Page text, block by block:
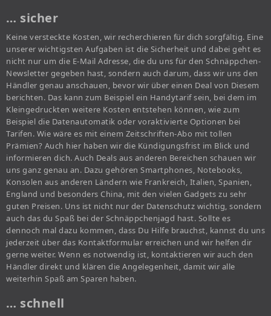
… sicher
Keine versteckte Kosten, wir recherchieren für dich sorgfältig. Eine
unserer wichtigsten Aufgaben ist die Sicherheit und dabei geht es
nicht nur um die E-Mail Adresse, die du uns für den Schnäppchen-
Newsletter gegeben hast, sondern auch darum, dass wir uns den
Händler genau anschauen, bevor wir über einen Deal von Diesem
berichten. Das kann zum Beispiel ein Handytarif sein, bei dem im
Kleingedruckten weitere Kosten entstehen können, wie zum
Beispiel die Datenautomatik oder voraktivierte Optionen bei
Tarifen. Wie wäre es mit einem Zeitschriften-Abo mit tollen
Prämien? Auch hier haben wir die Kündigungsfrist im Blick und
informieren dich. Auch Deals aus anderen Bereichen schauen wir
uns ganz genau an. Dazu gehören Smartphones, Notebooks,
Konsolen aus anderen Ländern wie Frankreich, Italien, Spanien,
England und besonders China, mit den vielen Gadgets zu sehr
guten Preisen. Uns ist nicht nur der Datenschutz wichtig, sondern
auch das du Spaß bei der Schnäppchenjagd hast. Sollte es
dennoch mal dazu kommen, dass Du Hilfe brauchst, kannst du uns
jederzeit über das Kontaktformular erreichen und wir helfen dir
gerne weiter. Wenn es notwendig ist, kontaktieren wir auch den
Händler direkt und klären die Angelegenheit, damit wir alle
weiterhin Spaß am Sparen haben.
… schnell